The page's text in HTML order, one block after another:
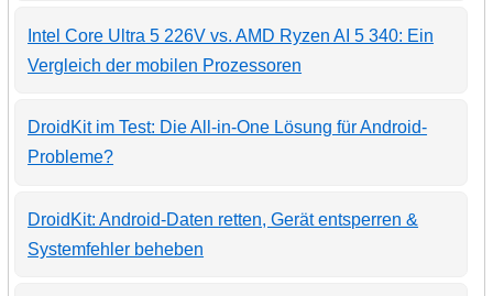
Intel Core Ultra 5 226V vs. AMD Ryzen AI 5 340: Ein
Vergleich der mobilen Prozessoren
DroidKit im Test: Die All-in-One Lösung für Android-
Probleme?
DroidKit: Android-Daten retten, Gerät entsperren &
Systemfehler beheben